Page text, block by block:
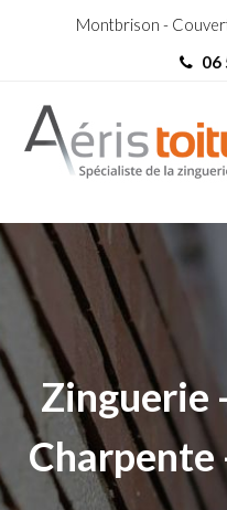
Montbrison -
06
Zinguerie
Charpente